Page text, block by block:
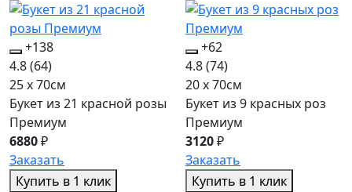
+138
4.8(64)
25 x 70см
Букет из 21 красной розы
Премиум
6880₽
Заказать
Купить в 1 клик
+62
4.8(74)
20 x 70см
Букет из 9 красных роз
Премиум
3120₽
Заказать
Купить в 1 клик